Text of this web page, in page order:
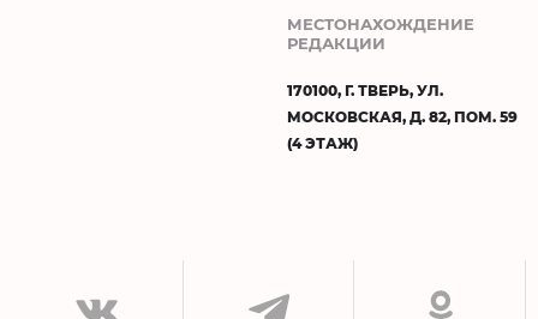
МЕСТОНАХОЖДЕНИЕ
РЕДАКЦИИ
170100, Г. ТВЕРЬ, УЛ.
МОСКОВСКАЯ, Д. 82, ПОМ. 59
(4 ЭТАЖ)